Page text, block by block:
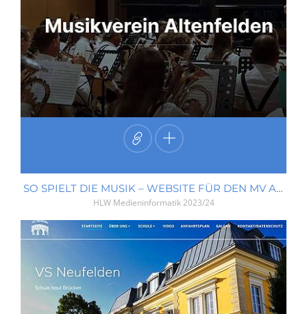
SO SPIELT DIE MUSIK – WEBSITE FÜR DEN MV ALTENFELDEN
HLW Medieninformatik2023/24